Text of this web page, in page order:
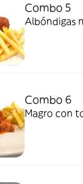
Combo 5
Albóndigas
Combo 6
Magro con